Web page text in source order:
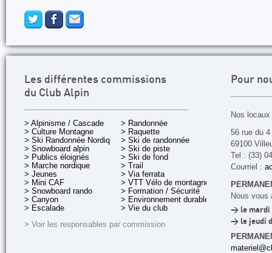
Les différentes commissions
du Club Alpin
> Alpinisme / Cascade
> Culture Montagne
> Ski Randonnée Nordique
> Snowboard alpin
> Publics éloignés
> Marche nordique
> Jeunes
> Mini CAF
> Snowboard rando
> Canyon
> Escalade
> Randonnée
> Raquette
> Ski de randonnée
> Ski de piste
> Ski de fond
> Trail
> Via ferrata
> VTT Vélo de montagne
> Formation / Sécurité
> Environnement durable
> Vie du club
> Voir les responsables par commission
Pour
Nos
56 rue du
69100
Tel : (33)
Courriel :
Nous vous
> le mardi
> le jeudi